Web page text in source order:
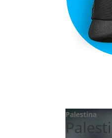
Palestina